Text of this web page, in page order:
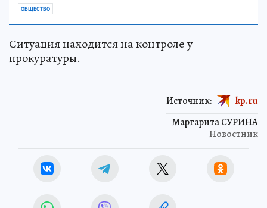
ОБЩЕСТВО
Ситуация находится на контроле у
прокуратуры.
Маргарита СУРИНА
Новостник
Источник: kp.ru